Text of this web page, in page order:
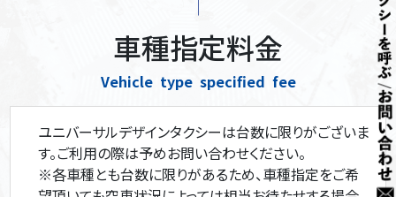
車種指定料金
Vehicle type specified fee
ユニバーサルデザインタクシーは台数に限りがございま
す。ご利用の際は予めお問い合わせください。
※各車種とも台数に限りがあるため、車種指定をご希